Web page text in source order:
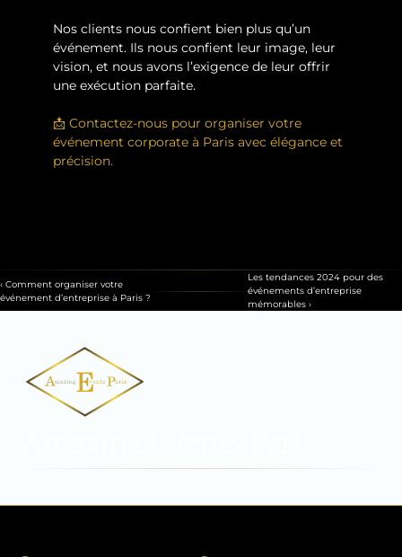
Nos clients nous confient bien plus qu’un
événement. Ils nous confient leur image, leur
vision, et nous avons l’exigence de leur offrir
une exécution parfaite.
📩 Contactez-nous pour organiser votre
événement corporate à Paris avec élégance et
précision.
‹ Comment organiser votre
événement d’entreprise à Paris ?
Les tendances 2024 pour des
événements d’entreprise
mémorables ›